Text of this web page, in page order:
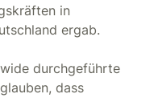
in
ergab.
durchgeführte
dass